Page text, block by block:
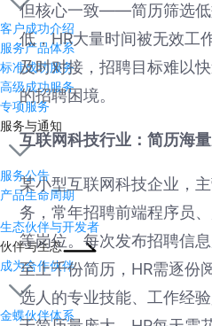
客户成功介绍
服务产品体系
标准成功服务
高级成功服务
专项服务
服务与通知
服务公告
产品生命周期
生态伙伴与开发者
伙伴与生态
成为合作伙伴
金蝶伙伴体系
但核心一致——简历筛选低
低，HR大量时间被无效工
及时对接，招聘目标难以
的招聘困境。
互联网科技行业：简历海
某小型互联网科技企业，
务，常年招聘前端程序员
等岗位。每次发布招聘信
至上千份简历，HR需逐份
选人的专业技能、工作经